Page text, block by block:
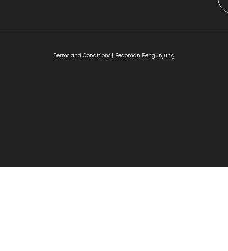
Terms and Conditions | Pedoman Pengunjung